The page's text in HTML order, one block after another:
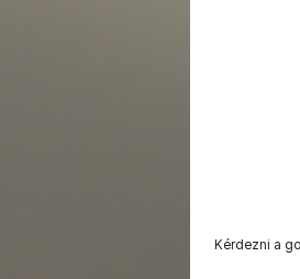
Kérdezni a